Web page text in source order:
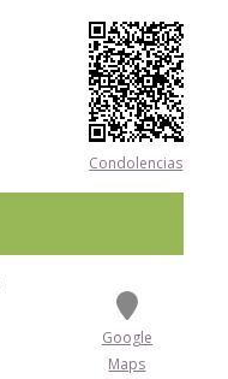
Condolencias
Google
Maps